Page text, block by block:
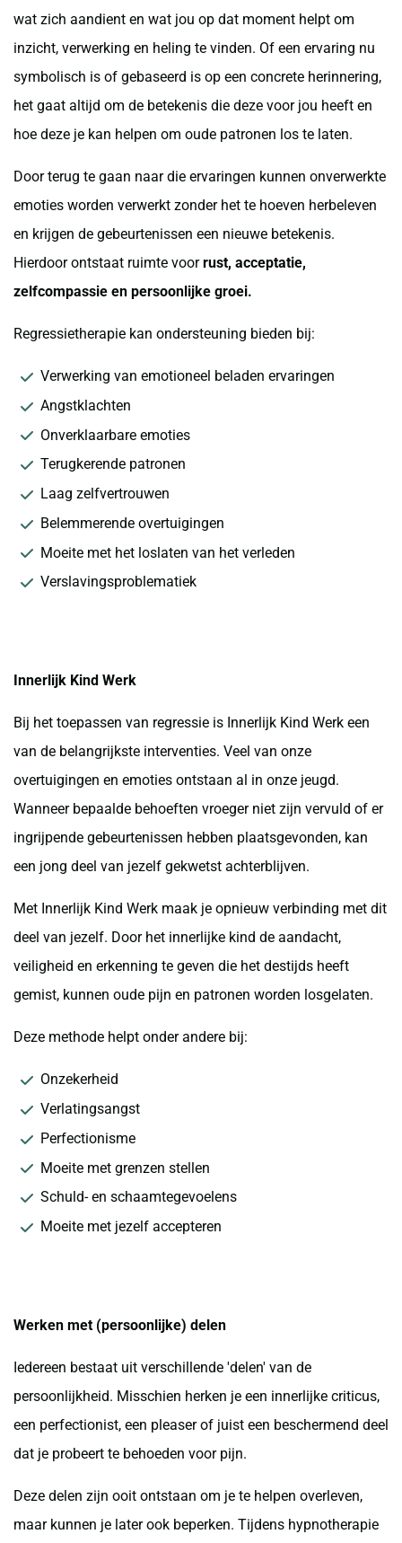
wat zich aandient en wat jou op dat moment helpt om
inzicht, verwerking en heling te vinden. Of een ervaring nu
symbolisch is of gebaseerd is op een concrete herinnering,
het gaat altijd om de betekenis die deze voor jou heeft en
hoe deze je kan helpen om oude patronen los te laten.
Door terug te gaan naar die ervaringen kunnen onverwerkte
emoties worden verwerkt zonder het te hoeven herbeleven
en krijgen de gebeurtenissen een nieuwe betekenis.
Hierdoor ontstaat ruimte voorrust, acceptatie,
zelfcompassie en persoonlijke groei.
Regressietherapie kan ondersteuning bieden bij:
Verwerking van emotioneel beladen ervaringen
Angstklachten
Onverklaarbare emoties
Terugkerende patronen
Laag zelfvertrouwen
Belemmerende overtuigingen
Moeite met het loslaten van het verleden
Verslavingsproblematiek
Innerlijk Kind Werk
Bij het toepassen van regressie is Innerlijk Kind Werk een
van de belangrijkste interventies. Veel van onze
overtuigingen en emoties ontstaan al in onze jeugd.
Wanneer bepaalde behoeften vroeger niet zijn vervuld of er
ingrijpende gebeurtenissen hebben plaatsgevonden, kan
een jong deel van jezelf gekwetst achterblijven.
Met Innerlijk Kind Werk maak je opnieuw verbinding met dit
deel van jezelf. Door het innerlijke kind de aandacht,
veiligheid en erkenning te geven die het destijds heeft
gemist, kunnen oude pijn en patronen worden losgelaten.
Deze methode helpt onder andere bij:
Onzekerheid
Verlatingsangst
Perfectionisme
Moeite met grenzen stellen
Schuld- en schaamtegevoelens
Moeite met jezelf accepteren
Werken met (persoonlijke) delen
Iedereen bestaat uit verschillende 'delen' van de
persoonlijkheid. Misschien herken je een innerlijke criticus,
een perfectionist, een pleaser of juist een beschermend deel
dat je probeert te behoeden voor pijn.
Deze delen zijn ooit ontstaan om je te helpen overleven,
maar kunnen je later ook beperken. Tijdens hypnotherapie